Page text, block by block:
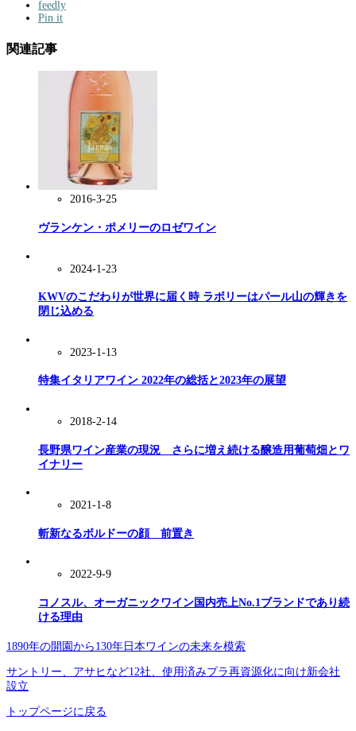
feedly
Pin it
関連記事
2016-3-25
ヴランケン・ポメリーのロゼワイン
2024-1-23
KWVのこだわりが世界に届く時 ラボリーはパール山の輝きを
閉じ込める
2023-1-13
特集イタリアワイン 2022年の総括と2023年の展望
2018-2-14
長野県ワイン産業の現況 さらに増え続ける醸造用葡萄畑とワ
イナリー
2021-1-8
斬新なるボルドーの顔 前置き
2022-9-9
コノスル、オーガニックワイン国内売上No.1ブランドであり続
ける理由
1890年の開園から130年日本ワインの未来を模索
サントリー、アサヒなど12社、使用済みプラ再資源化に向け新会社
設立
トップページに戻る